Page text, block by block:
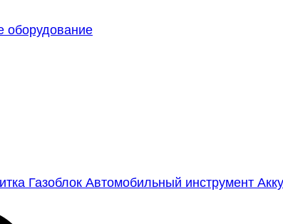
оборудование
Газоблок Автомобильный инструмент